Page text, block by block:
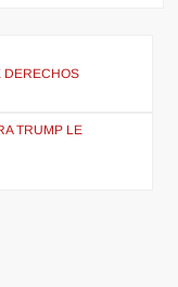
DERECHOS
TRUMP LE